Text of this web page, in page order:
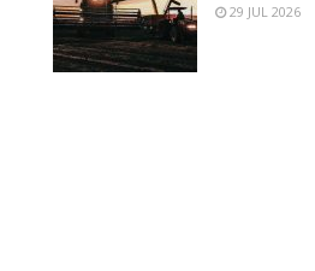
29 JUL 2026